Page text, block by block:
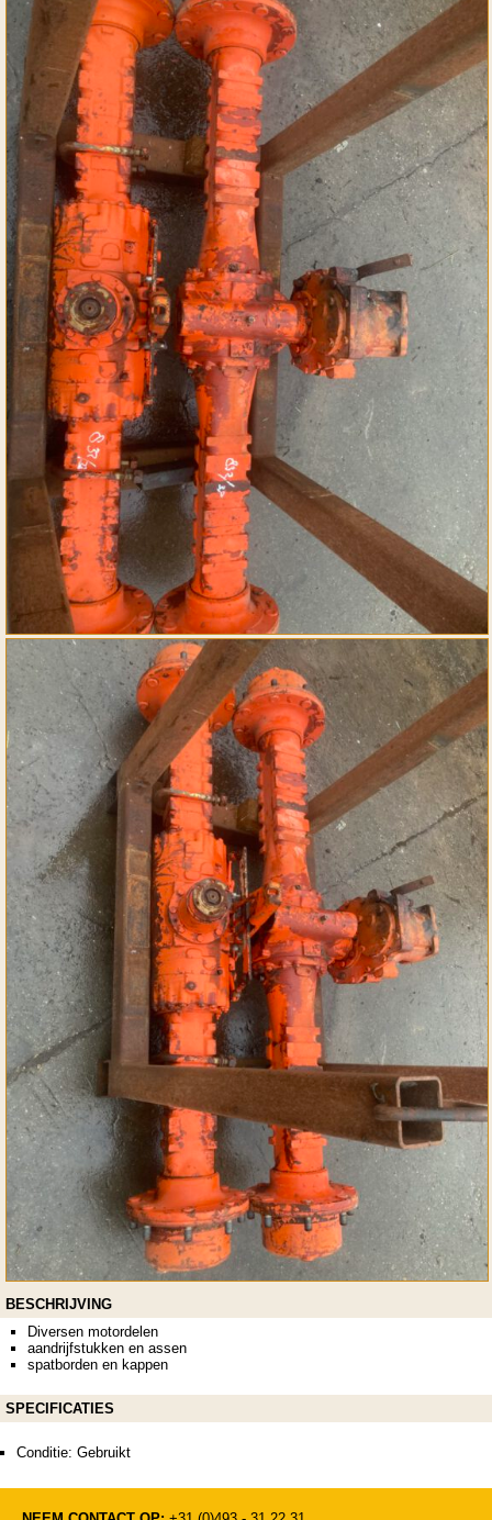
BESCHRIJVING
Diversen motordelen
aandrijfstukken en assen
spatborden en kappen
SPECIFICATIES
Conditie: Gebruikt